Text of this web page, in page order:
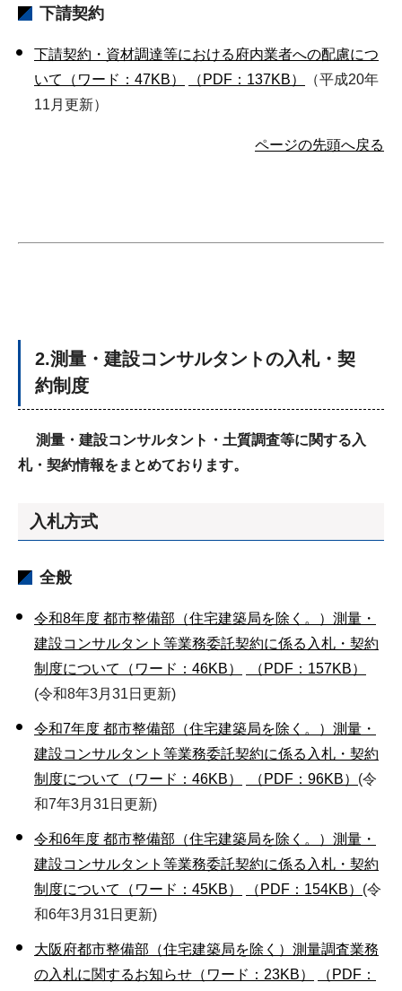
下請契約
下請契約・資材調達等における府内業者への配慮につ
いて（ワード：47KB）
（PDF：137KB）
（平成20年
11月更新）
ページの先頭へ戻る
2.測量・建設コンサルタントの入札・契
約制度
測量・建設コンサルタント・土質調査等に関する入
札・契約情報をまとめております。
入札方式
全般
令和8年度 都市整備部（住宅建築局を除く。）測量・
建設コンサルタント等業務委託契約に係る入札・契約
制度について（ワード：46KB）
（PDF：157KB）
(令和8年3月31日更新)
令和7年度 都市整備部（住宅建築局を除く。）測量・
建設コンサルタント等業務委託契約に係る入札・契約
制度について（ワード：46KB）
（PDF：96KB） (令
和7年3月31日更新)
令和6年度 都市整備部（住宅建築局を除く。）測量・
建設コンサルタント等業務委託契約に係る入札・契約
制度について（ワード：45KB）
（PDF：154KB） (令
和6年3月31日更新)
大阪府都市整備部（住宅建築局を除く）測量調査業務
の入札に関するお知らせ（ワード：23KB）
（PDF：